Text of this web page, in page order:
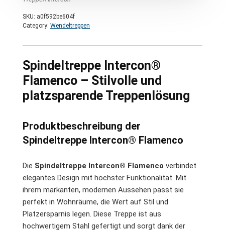
SKU: a0f592be604f
Category: Wendeltreppen
Spindeltreppe Intercon®
Flamenco – Stilvolle und
platzsparende Treppenlösung
Produktbeschreibung der
Spindeltreppe Intercon® Flamenco
Die Spindeltreppe Intercon® Flamenco verbindet
elegantes Design mit höchster Funktionalität. Mit
ihrem markanten, modernen Aussehen passt sie
perfekt in Wohnräume, die Wert auf Stil und
Platzersparnis legen. Diese Treppe ist aus
hochwertigem Stahl gefertigt und sorgt dank der